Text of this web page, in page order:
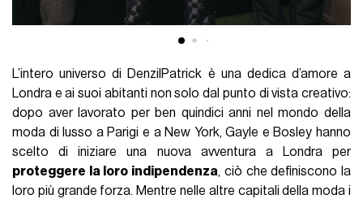
L’intero universo di DenzilPatrick è una dedica d’amore a
Londra e ai suoi abitanti non solo dal punto di vista creativo:
dopo aver lavorato per ben quindici anni nel mondo della
moda di lusso a Parigi e a New York, Gayle e Bosley hanno
scelto di iniziare una nuova avventura a Londra per
proteggere la loro indipendenza, ciò che definiscono la
loro più grande forza. Mentre nelle altre capitali della moda i